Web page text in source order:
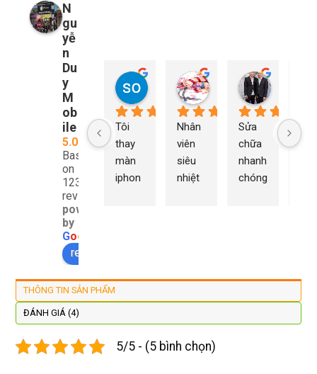
N
gu
yễ
n
Du
y
M
ob
ile
5.0
Based
on
1232
reviews
powered
by
Goo
review us on
so young
2 năm trước
Tôi
thay
màn
iphon
lại
xịn
My Nguyễn
2 năm trước
Nhân
viên
siêu
nhiệt
tôi sẽ
Sửa
chữa
nhanh
chóng
đây
n
THÔNG TIN SẢN PHẨM
ĐÁNH GIÁ (4)
5/5 - (5 bình chọn)